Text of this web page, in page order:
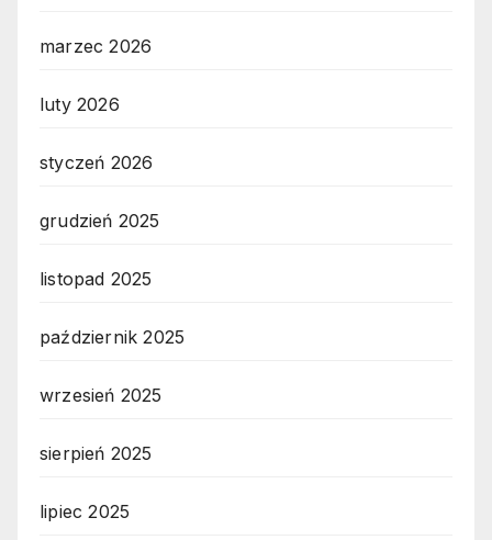
marzec 2026
luty 2026
styczeń 2026
grudzień 2025
listopad 2025
październik 2025
wrzesień 2025
sierpień 2025
lipiec 2025